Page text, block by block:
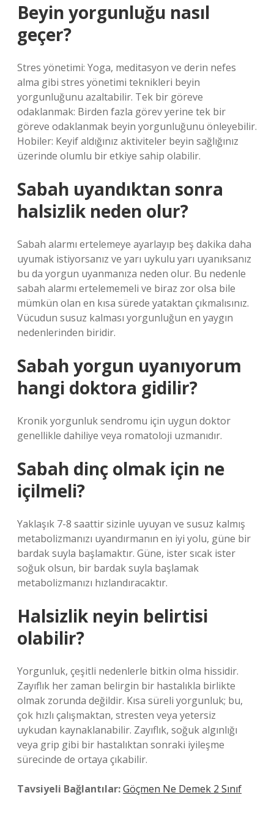
Beyin yorgunluğu nasıl
geçer?
Stres yönetimi: Yoga, meditasyon ve derin nefes
alma gibi stres yönetimi teknikleri beyin
yorgunluğunu azaltabilir. Tek bir göreve
odaklanmak: Birden fazla görev yerine tek bir
göreve odaklanmak beyin yorgunluğunu önleyebilir.
Hobiler: Keyif aldığınız aktiviteler beyin sağlığınız
üzerinde olumlu bir etkiye sahip olabilir.
Sabah uyandıktan sonra
halsizlik neden olur?
Sabah alarmı ertelemeye ayarlayıp beş dakika daha
uyumak istiyorsanız ve yarı uykulu yarı uyanıksanız
bu da yorgun uyanmanıza neden olur. Bu nedenle
sabah alarmı ertelememeli ve biraz zor olsa bile
mümkün olan en kısa sürede yataktan çıkmalısınız.
Vücudun susuz kalması yorgunluğun en yaygın
nedenlerinden biridir.
Sabah yorgun uyanıyorum
hangi doktora gidilir?
Kronik yorgunluk sendromu için uygun doktor
genellikle dahiliye veya romatoloji uzmanıdır.
Sabah dinç olmak için ne
içilmeli?
Yaklaşık 7-8 saattir sizinle uyuyan ve susuz kalmış
metabolizmanızı uyandırmanın en iyi yolu, güne bir
bardak suyla başlamaktır. Güne, ister sıcak ister
soğuk olsun, bir bardak suyla başlamak
metabolizmanızı hızlandıracaktır.
Halsizlik neyin belirtisi
olabilir?
Yorgunluk, çeşitli nedenlerle bitkin olma hissidir.
Zayıflık her zaman belirgin bir hastalıkla birlikte
olmak zorunda değildir. Kısa süreli yorgunluk; bu,
çok hızlı çalışmaktan, stresten veya yetersiz
uykudan kaynaklanabilir. Zayıflık, soğuk algınlığı
veya grip gibi bir hastalıktan sonraki iyileşme
sürecinde de ortaya çıkabilir.
Tavsiyeli Bağlantılar:Göçmen Ne Demek 2 Sınıf